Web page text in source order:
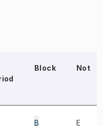
Block Not
B E